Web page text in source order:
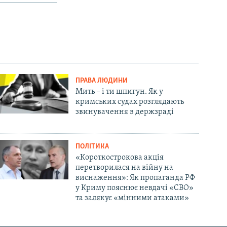
ПРАВА ЛЮДИНИ
Мить – і ти шпигун. Як у
кримських судах розглядають
звинувачення в держзраді
ПОЛІТИКА
«Короткострокова акція
перетворилася на війну на
виснаження»: Як пропаганда РФ
у Криму пояснює невдачі «СВО»
та залякує «мінними атаками»